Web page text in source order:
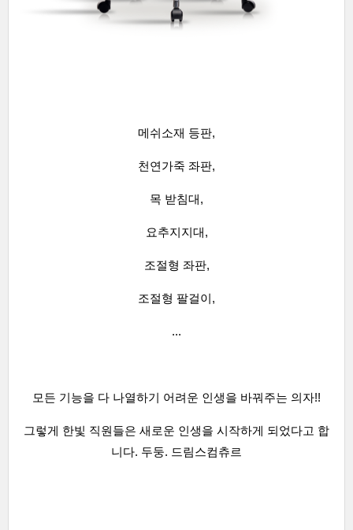
메쉬소재 등판,
천연가죽 좌판,
목 받침대,
요추지지대,
조절형 좌판,
조절형 팔걸이,
...
모든 기능을 다 나열하기 어려운 인생을 바꿔주는 의자!!
그렇게 한빛 직원들은 새로운 인생을 시작하게 되었다고 합
니다. 두둥. 드림스컴츄르